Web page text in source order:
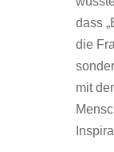
dass
die
mit